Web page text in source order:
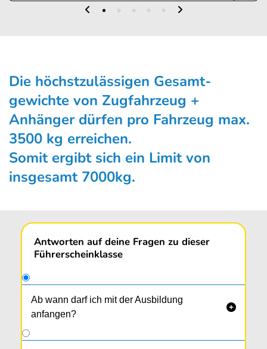
Die höchstzulässigen Gesamt­
gewichte von Zugfahrzeug +
Anhänger dürfen pro Fahrzeug max.
3500 kg erreichen.
Somit ergibt sich ein Limit von
insgesamt 7000kg.
Antworten auf deine Fragen zu dieser
Führerscheinklasse
Ab wann darf ich mit der Ausbildung
anfangen?

Ab 17,5 Jahren.